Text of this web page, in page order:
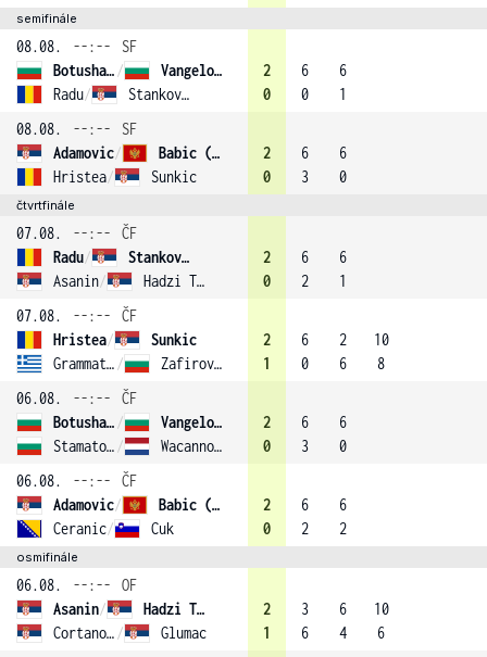
semifinále
08.08. --:--
SF
Botusharova /
Vangelova
Radu/ Stankovic
2
0
6
0
6
1
08.08.
--:--
SF
Adamovic/
Babic (3)
Hristea/ Sunkic
2
0
6
3
6
0
čtvrtfinále
07.08. --:--
ČF
Radu/
Stankovic
Asanin/ Hadzi Tanovic
2
0
6
2
6
1
07.08.
--:--
ČF
Hristea/
Sunkic
Grammatikopoulou / Zafirova (2)
2
1
6
0
2
6
10
8
06.08.
--:--
ČF
Botusharova /
Vangelova
Stamatova / Wacanno (1)
2
0
6
3
6
0
06.08.
--:--
ČF
Adamovic/
Babic (3)
Ceranic/ Cuk
2
0
6
2
6
2
osmifinále
06.08. --:--
OF
Asanin/
Hadzi Tanovic
Cortanovacki / Glumac
2
1
3
6
6
4
10
6